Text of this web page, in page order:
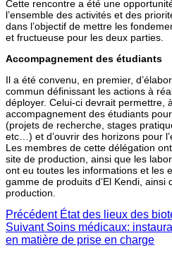
Cette rencontre a été une
l’ensemble des activités et des
dans l’objectif de mettre les
et fructueuse pour les deux parties.
Accompagnement des étudiants
Il a été convenu, en premier,
commun définissant les actions à
déployer. Celui-ci devrait permettre,
accompagnement des étudiants
(projets de recherche, stages
etc…) et d’ouvrir des horizons pour
Les membres de cette délégation
site de production, ainsi que les
ont eu toutes les informations et les
gamme de produits d’El Kendi, ainsi
production.
PrécédentÉtat des lieux des
SuivantSoins médicaux:
en matière de prise en charge